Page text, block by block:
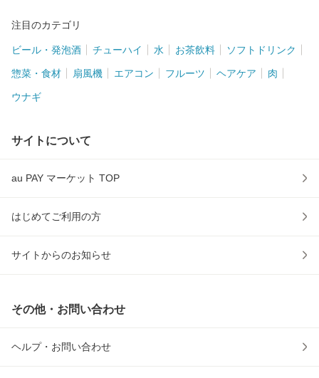
注目のカテゴリ
ビール・発泡酒 チューハイ 水 お茶飲料 ソフトドリンク
惣菜・食材 扇風機 エアコン フルーツ ヘアケア 肉
ウナギ
サイトについて
au PAY マーケット TOP
はじめてご利用の方
サイトからのお知らせ
その他・お問い合わせ
ヘルプ・お問い合わせ